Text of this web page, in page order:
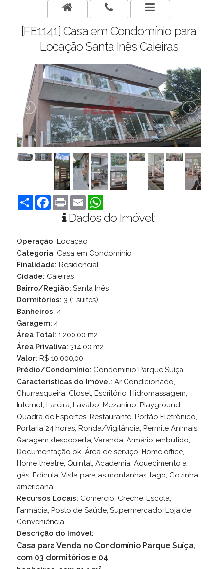
[FE1141] Casa em Condomínio para
Locação Santa Inês Caieiras
Compartilhar
Facebook
Print EmailWhatsApp
Dados do Imóvel:
Operação: Locação
Categoria: Casa em Condomínio
Finalidade: Residencial
Cidade: Caieiras
Bairro/Região: Santa Inês
Dormitórios: 3 (1 suítes)
Banheiros: 4
Garagem: 4
Área Total: 1.200,00 m2
Área Privativa: 314,00 m2
Valor: R$ 10.000,00
Prédio/Condomínio: Condomínio Parque Suíça
Características do Imóvel: Ar Condicionado,
Churrasqueira, Closet, Escritório, Hidromassagem,
Internet, Lareira, Lavabo, Mezanino, Playground,
Quadra de Esportes, Restaurante, Portão Eletrônico,
Portaria 24 horas, Ronda/Vigilância, Permite Animais,
Garagem descoberta, Varanda, Armário embutido,
Documentação ok, Área de serviço, Home office,
Home theatre, Quintal, Academia, Aquecimento a
gás, Edícula, Vista para as montanhas, lago, Cozinha
americana
Recursos Locais: Comércio, Creche, Escola,
Farmácia, Posto de Saúde, Supermercado, Loja de
Conveniência
Descrição do Imóvel:
Casa para Venda no Condomínio Parque Suíça,
com 03 dormitórios e 04